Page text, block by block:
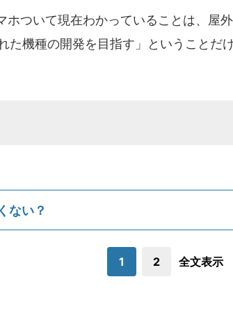
ホついて現在わかっていることは、屋
た機種の開発を目指す」ということだけ
ない？
1 2 全文表示